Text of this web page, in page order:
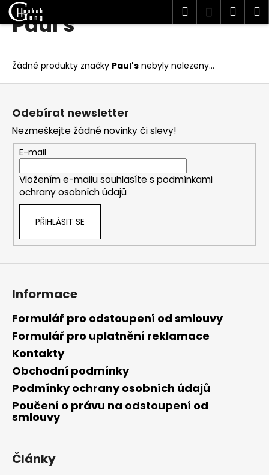
Přejít
Hledat
Paul's
Žádné produkty značky Paul's nebyly nalezeny...
K
o Zpět
Zpět
C
o
o
t
ř
e
b
u
n
a
j
í
t
?
HLEDAT
D
Z
Odebírat newsletter
Nezmeškejte žádné novinky či slevy!
E-mail
Vložením e-mailu souhlasíte s podmínkami
ochrany osobních údajů
PŘIHLÁSIT SE
Informace
Formulář pro odstoupení od smlouvy
Formulář pro uplatnění reklamace
Kontakty
Obchodní podmínky
Podmínky ochrany osobních údajů
Poučení o právu na odstoupení od
smlouvy
Články